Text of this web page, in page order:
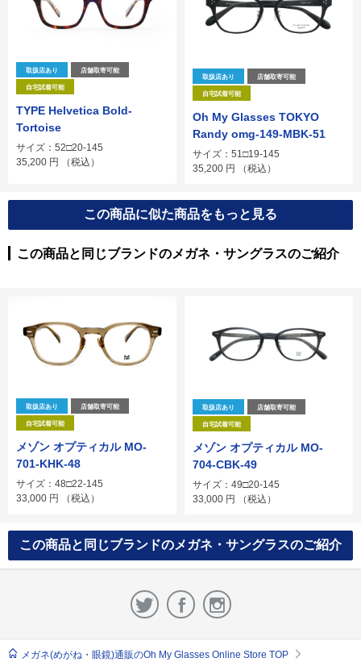
取扱店あり 店舗取寄可能
自宅試着可能
TYPE Helvetica Bold-
Tortoise
サイズ：52□20-145
35,200 円 （税込）
取扱店あり 店舗取寄可能
自宅試着可能
Oh My Glasses TOKYO
Randy omg-149-MBK-51
サイズ：51□19-145
35,200 円 （税込）
この商品に似た商品をもっと見る
この商品と同じブランドのメガネ・サングラスのご紹介
取扱店あり 店舗取寄可能
自宅試着可能
メゾン オプティカル MO-
701-KHK-48
サイズ：48□22-145
33,000 円 （税込）
取扱店あり 店舗取寄可能
自宅試着可能
メゾン オプティカル MO-
704-CBK-49
サイズ：49□20-145
33,000 円 （税込）
この商品と同じブランドのメガネ・サングラスのご紹介
メガネ(めがね・眼鏡)通販のOh My Glasses Online Store TOP